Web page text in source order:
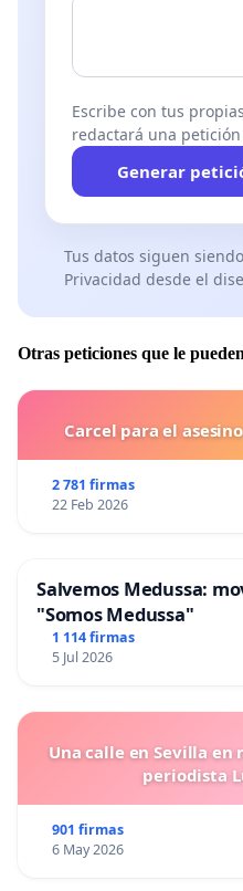
Escribe con tus
redactará una
Generar
Tus datos siguen
Privacidad desde el
Otras peticiones que le
Carcel para el
2 781 firmas
22 Feb 2026
Salvemos Medussa:
"Somos Medussa"
1 114 firmas
5 Jul 2026
Una calle en Sevilla
periodista
901 firmas
6 May 2026